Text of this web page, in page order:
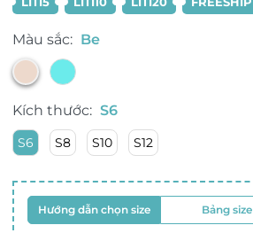
Màu sắc: Be
Kích thước: S6
S6 S8 S10 S12
Hướng dẫn chọn size Bảng size